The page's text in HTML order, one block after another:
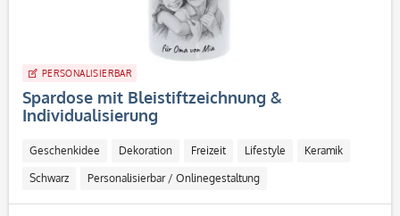
PERSONALISIERBAR
Spardose mit Bleistiftzeichnung &
Individualisierung
Geschenkidee Dekoration Freizeit Lifestyle Keramik
Schwarz Personalisierbar / Onlinegestaltung